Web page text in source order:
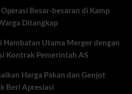
Besar-besaran di Kamp
Ditangkap
Hambatan Utama Merger dengan
Kontrak Pemerintah AS
Harga Pakan dan Genjot
Beri Apresiasi